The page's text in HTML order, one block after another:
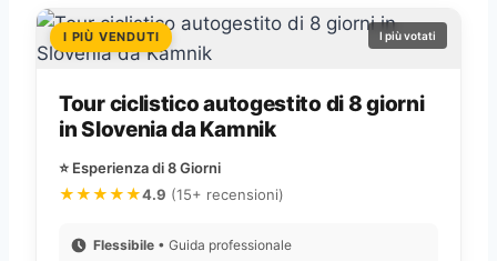
I PIÙ VENDUTI I più votati
Tour ciclistico autogestito di 8 giorni
in Slovenia da Kamnik
⭐ Esperienza di 8 Giorni
★★★★★4.9 (15+ recensioni)
Flessibile • Guida professionale